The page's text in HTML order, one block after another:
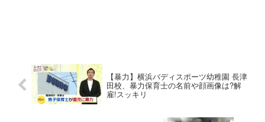
【暴力】横浜バディスポーツ幼稚園 長津
田校、暴力保育士の名前や顔画像は?解
雇!スッキリ